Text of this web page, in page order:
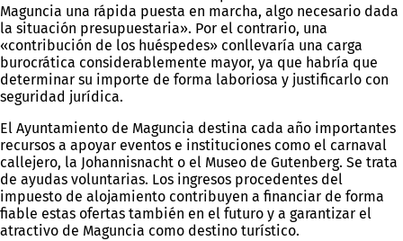
Maguncia una rápida puesta en marcha, algo necesario dada
la situación presupuestaria». Por el contrario, una
«contribución de los huéspedes» conllevaría una carga
burocrática considerablemente mayor, ya que habría que
determinar su importe de forma laboriosa y justificarlo con
seguridad jurídica.
El Ayuntamiento de Maguncia destina cada año importantes
recursos a apoyar eventos e instituciones como el carnaval
callejero, la Johannisnacht o el Museo de Gutenberg. Se trata
de ayudas voluntarias. Los ingresos procedentes del
impuesto de alojamiento contribuyen a financiar de forma
fiable estas ofertas también en el futuro y a garantizar el
atractivo de Maguncia como destino turístico.